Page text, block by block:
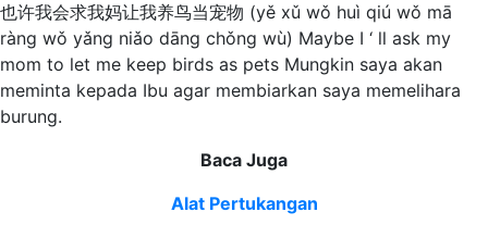
也许我会求我妈让我养鸟当宠物 (yě xǔ wǒ huì qiú wǒ mā
ràng wǒ yǎng niǎo dāng chǒng wù) Maybe I ‘ ll ask my
mom to let me keep birds as pets Mungkin saya akan
meminta kepada Ibu agar membiarkan saya memelihara
burung.
Baca Juga
Alat Pertukangan